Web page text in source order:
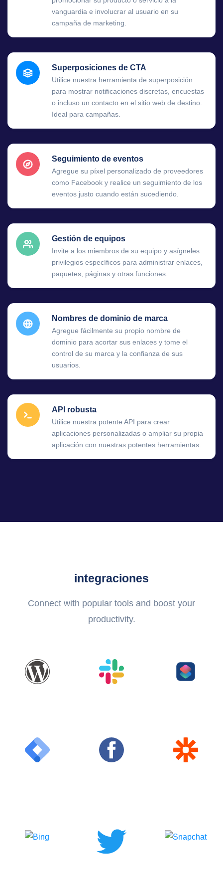
vanguardia e involucrar al usuario en su
campaña de marketing.
Superposiciones de CTA
Utilice nuestra herramienta de superposición
para mostrar notificaciones discretas, encuestas
o incluso un contacto en el sitio web de destino.
Ideal para campañas.
Seguimiento de eventos
Agregue su píxel personalizado de proveedores
como Facebook y realice un seguimiento de los
eventos justo cuando están sucediendo.
Gestión de equipos
Invite a los miembros de su equipo y asígneles
privilegios específicos para administrar enlaces,
paquetes, páginas y otras funciones.
Nombres de dominio de marca
Agregue fácilmente su propio nombre de
dominio para acortar sus enlaces y tome el
control de su marca y la confianza de sus
usuarios.
API robusta
Utilice nuestra potente API para crear
aplicaciones personalizadas o ampliar su propia
aplicación con nuestras potentes herramientas.
integraciones
Connect with popular tools and boost your
productivity.